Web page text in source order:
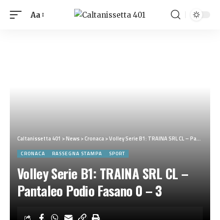
Aa
Caltanissetta 401 >News>Cronaca>Volley Serie B1: TRAINA SRL CL – Pantaleo Podio Fasano 0 – 3
CRONACA RASSEGNA STAMPA SPORT
Volley Serie B1: TRAINA SRL CL –
Pantaleo Podio Fasano 0 – 3